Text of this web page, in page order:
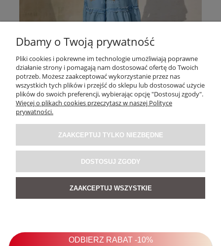
Sukienka Boholin Azure Błękitna
Dbamy o Twoją prywatność
Pliki cookies i pokrewne im technologie umożliwiają poprawne
działanie strony i pomagają nam dostosować ofertę do Twoich
potrzeb. Możesz zaakceptować wykorzystanie przez nas
wszystkich tych plików i przejść do sklepu lub dostosować użycie
plików do swoich preferencji, wybierając opcję "Dostosuj zgody".
Więcej o plikach cookies przeczytasz w naszej Polityce
prywatności.
ZAAKCEPTUJ TYLKO NIEZBĘDNE
DOSTOSUJ ZGODY
ZAAKCEPTUJ WSZYSTKIE